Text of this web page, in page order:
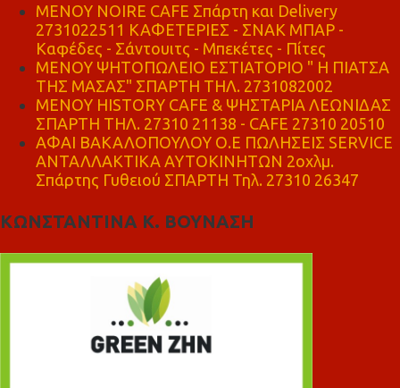
MENOY NOIRE CAFE Σπάρτη και Delivery
2731022511 ΚΑΦΕΤΕΡΙΕΣ - ΣΝΑΚ ΜΠΑΡ -
Καφέδες - Σάντουιτς - Μπεκέτες - Πίτες
ΜΕΝΟΥ ΨΗΤΟΠΩΛΕΙΟ ΕΣΤΙΑΤΟΡΙΟ " Η ΠΙΑΤΣΑ
ΤΗΣ ΜΑΣΑΣ" ΣΠΑΡΤΗ ΤΗΛ. 2731082002
ΜΕΝΟΥ HISTORY CAFE & ΨΗΣΤΑΡΙΑ ΛΕΩΝΙΔΑΣ
ΣΠΑΡΤΗ ΤΗΛ. 27310 21138 - CAFE 27310 20510
ΑΦΑΙ ΒΑΚΑΛΟΠΟΥΛΟΥ Ο.Ε ΠΩΛΗΣΕΙΣ SERVICE
ΑΝΤΑΛΛΑΚΤΙΚΑ ΑΥΤΟΚΙΝΗΤΩΝ 2οχλμ.
Σπάρτης Γυθειού ΣΠΑΡΤΗ Τηλ. 27310 26347
ΚΩΝΣΤΑΝΤΙΝΑ Κ. ΒΟΥΝΑΣΗ